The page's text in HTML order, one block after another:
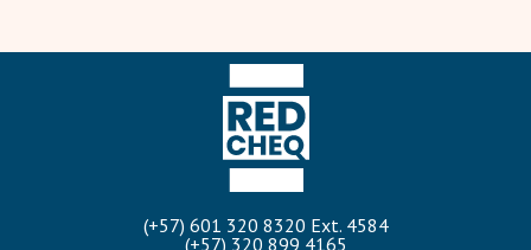
(+57) 601 320 8320 Ext. 4584
(+57) 320 899 4165